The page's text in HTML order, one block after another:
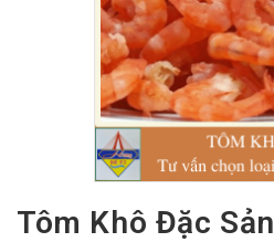
Tôm Khô Đặc Sản